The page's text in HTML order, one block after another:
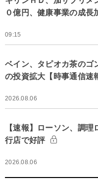
０億円、健康事業の成
09:15
ベイン、タピオカ茶のゴ
の投資拡大【時事通信速
2026.08.06
【速報】ローソン、調
行店で好評
2026.08.06